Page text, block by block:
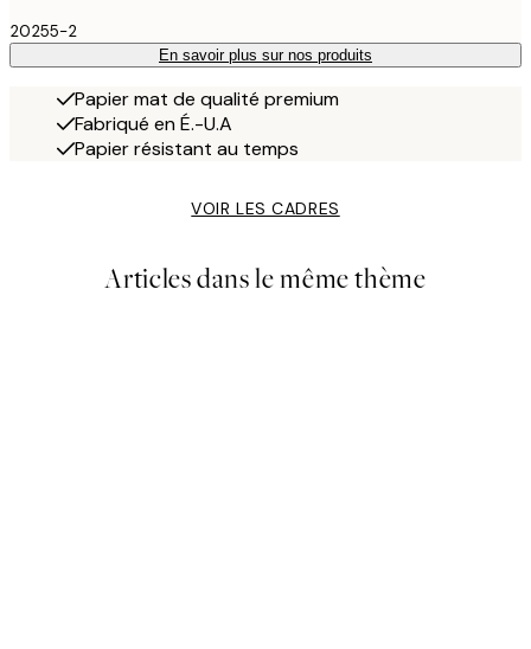
20255-2
En savoir plus sur nos produits
Papier mat de qualité premium
Fabriqué en É.-U.A
Papier résistant au temps
VOIR LES CADRES
Articles dans le même thème